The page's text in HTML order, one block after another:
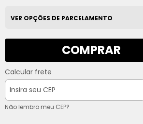
VER OPÇÕES DE PARCELAMENTO
COMPRAR
Calcular frete
Não lembro meu CEP?